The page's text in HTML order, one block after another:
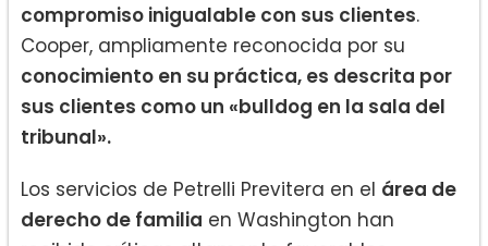
compromiso inigualable con sus clientes.
Cooper, ampliamente reconocida por su
conocimiento en su práctica, es descrita por
sus clientes como un «bulldog en la sala del
tribunal».
Los servicios de Petrelli Previtera en el área de
derecho de familia en Washington han